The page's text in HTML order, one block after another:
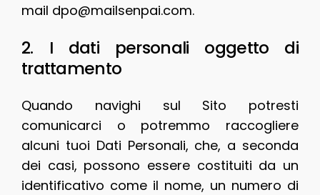
mail dpo@mailsenpai.com.
2. I dati personali oggetto di
trattamento
Quando navighi sul Sito potresti
comunicarci o potremmo raccogliere
alcuni tuoi Dati Personali, che, a seconda
dei casi, possono essere costituiti da un
identificativo come il nome, un numero di